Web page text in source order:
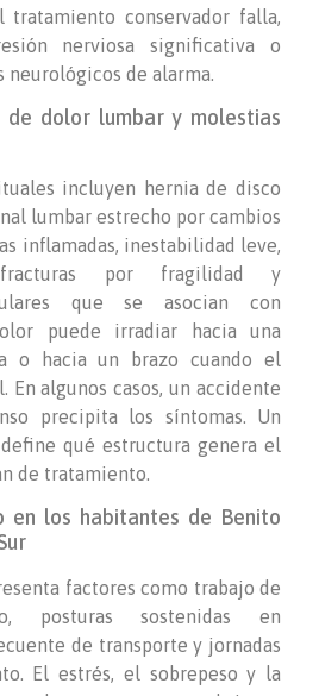
tratamiento conservador falla,
nerviosa significativa o
neurológicos de alarma.
de dolor lumbar y molestias
incluyen hernia de disco
lumbar estrecho por cambios
inflamadas, inestabilidad leve,
fracturas por fragilidad y
que se asocian con
puede irradiar hacia una
o hacia un brazo cuando el
En algunos casos, un accidente
precipita los síntomas. Un
qué estructura genera el
de tratamiento.
en los habitantes de Benito
factores como trabajo de
posturas sostenidas en
de transporte y jornadas
El estrés, el sobrepeso y la